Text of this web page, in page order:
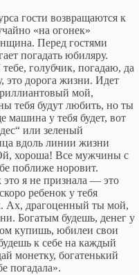
гости возвращаются к
«на огонек»
Перед гостями
погадать юбиляру.
голубчик, погадаю, да
это дорога жизни. Идет
мой,
тебя будут любить, но ты
машина у тебя будет, вот
или зеленый
вдоль линии жизни
хороша! Все мужчины с
поближе норовит.
я не признала — это
ребенок у тебя
Ах, драгоценный ты мой,
Богатым будешь, денег у
купишь, юбилеи свои
к себе на каждый
монетку, богатенький
погадала».